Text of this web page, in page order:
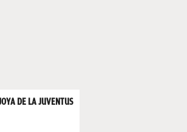
DE LA JUVENTUS